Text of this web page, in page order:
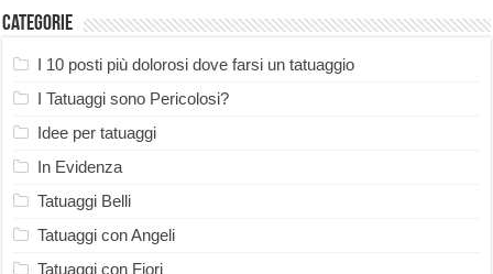
Categorie
I 10 posti più dolorosi dove farsi un tatuaggio
I Tatuaggi sono Pericolosi?
Idee per tatuaggi
In Evidenza
Tatuaggi Belli
Tatuaggi con Angeli
Tatuaggi con Fiori